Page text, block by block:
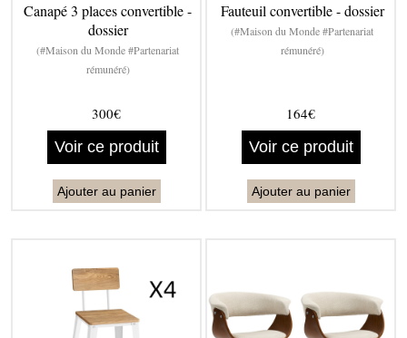
Canapé 3 places convertible -
dossier
(#Maison du Monde #Partenariat
rémunéré)
300€
Voir ce produit
Ajouter au panier
Fauteuil convertible - dossier
(#Maison du Monde #Partenariat
rémunéré)
164€
Voir ce produit
Ajouter au panier